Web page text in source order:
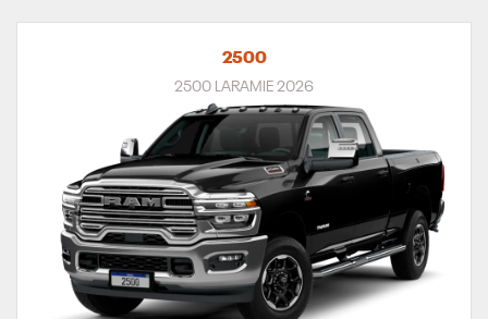
2500
2500 LARAMIE 2026